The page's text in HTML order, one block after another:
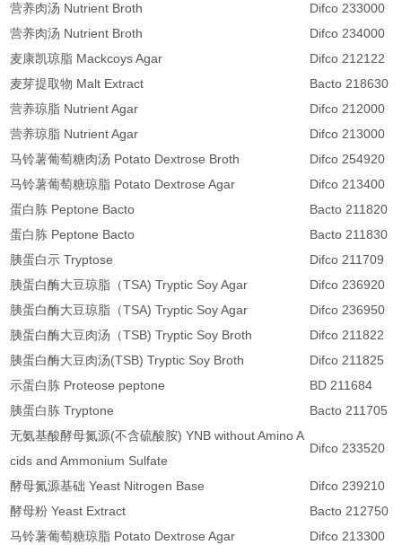
营养肉汤 Nutrient Broth
Difco 233000
营养肉汤 Nutrient Broth
Difco 234000
麦康凯琼脂 Mackcoys Agar
Difco 212122
麦芽提取物 Malt Extract
Bacto 218630
营养琼脂 Nutrient Agar
Difco 212000
营养琼脂 Nutrient Agar
Difco 213000
马铃薯葡萄糖肉汤 Potato Dextrose Broth
Difco 254920
马铃薯葡萄糖琼脂 Potato Dextrose Agar
Difco 213400
蛋白胨 Peptone Bacto
Bacto 211820
蛋白胨 Peptone Bacto
Bacto 211830
胰蛋白示 Tryptose
Difco 211709
胰蛋白酶大豆琼脂（TSA) Tryptic Soy Agar
Difco 236920
胰蛋白酶大豆琼脂（TSA) Tryptic Soy Agar
Difco 236950
胰蛋白酶大豆肉汤（TSB) Tryptic Soy Broth
Difco 211822
胰蛋白酶大豆肉汤(TSB) Tryptic Soy Broth
Difco 211825
示蛋白胨 Proteose peptone
BD 211684
胰蛋白胨 Tryptone
Bacto 211705
无氨基酸酵母氮源(不含硫酸胺) YNB without Amino A
cids and Ammonium Sulfate
Difco 233520
酵母氮源基础 Yeast Nitrogen Base
Difco 239210
酵母粉 Yeast Extract
Bacto 212750
马铃薯葡萄糖琼脂 Potato Dextrose Agar
Difco 213300